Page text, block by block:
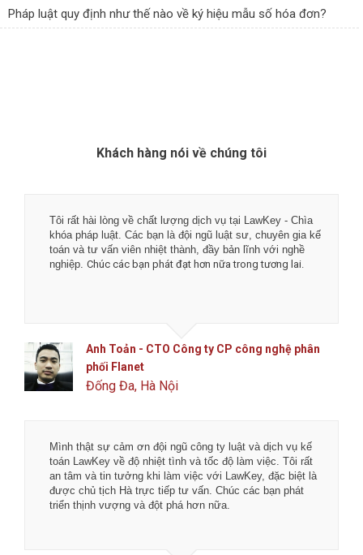
Pháp luật quy định như thế nào về ký hiệu mẫu số hóa đơn?
Khách hàng nói về chúng tôi
Tôi rất hài lòng về chất lượng dịch vụ tại LawKey - Chìa
khóa pháp luật. Các bạn là đội ngũ luật sư, chuyên gia kế
toán và tư vấn viên nhiệt thành, đầy bản lĩnh với nghề
nghiệp.Chúc các bạn phát đạt hơn nữa trong tương lai.
Anh Toản - CTO Công ty CP công nghệ phân
phối Flanet
Đống Đa, Hà Nội
Mình thật sự cảm ơn đội ngũ công ty luật và dịch vụ kế
toán LawKey về độ nhiệt tình và tốc độ làm việc. Tôi rất
an tâm và tin tưởng khi làm việc với LawKey, đặc biệt là
được chủ tịch Hà trực tiếp tư vấn. Chúc các bạn phát
triển thịnh vượng và đột phá hơn nữa.